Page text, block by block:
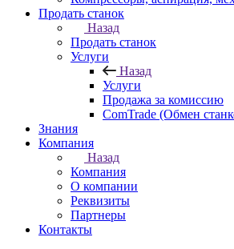
Продать станок
Назад
Продать станок
Услуги
Назад
Услуги
Продажа за комиссию
ComTrade (Обмен
Знания
Компания
Назад
Компания
О компании
Реквизиты
Партнеры
Контакты